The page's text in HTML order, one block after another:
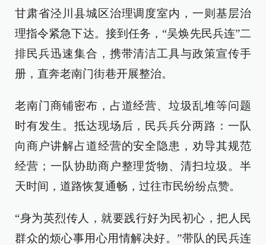
甘肃省泾川县城区治理调度室内，一则基层治
理指令紧急下达。接到任务，“吴焕先民兵连”二
排民兵迅速集合，携带清洁工具与政策宣传手
册，直奔老南门街巷开展整治。
老南门商铺密布，占道经营、垃圾乱堆等问题
时有发生。抵达现场后，民兵兵分两路：一队
向商户讲解占道经营的安全隐患，劝导其规范
经营；一队协助商户整理货物、清扫垃圾。半
天时间，道路恢复通畅，过往市民纷纷点赞。
“身为英烈传人，就要践行好为民初心，把人民
群众的烦心事用心用情解决好。”带队的民兵连